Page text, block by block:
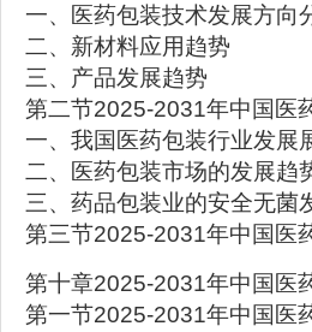
一、医药包装技术发展方向
二、新材料应用趋势
三、产品发展趋势
第二节2025-2031年中国医
一、我国医药包装行业发展
二、医药包装市场的发展趋
三、药品包装业的安全无菌
第三节2025-2031年中国医
第十章2025-2031年中国医
第一节2025-2031年中国医